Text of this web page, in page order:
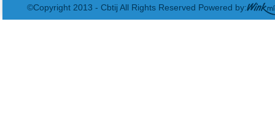
©Copyright 2013 - Cbtij All Rights Reserved Powered by: